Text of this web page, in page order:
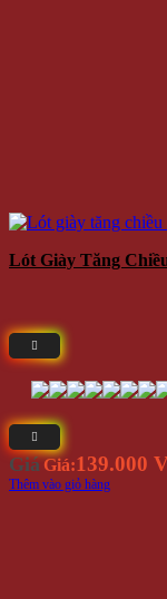
Lót Giày Tăng
Giá Giá:139.000
Thêm vào giỏ hàng